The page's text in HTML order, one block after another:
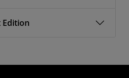
Edition